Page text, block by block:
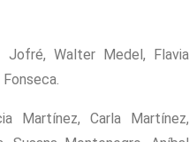
Jofré, Walter Medel, Flavia
Martínez, Carla Martínez,